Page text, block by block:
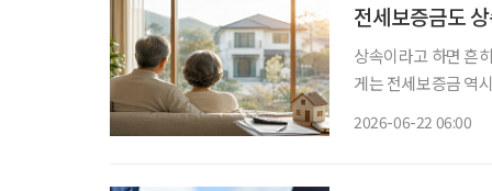
전세보증금도
상속이라고 하면 흔
게는 전세보증금 역
2026-06-22 06:00